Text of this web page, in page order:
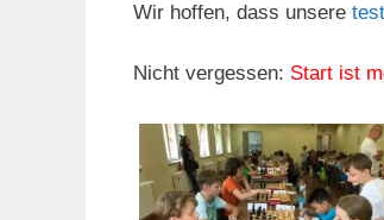
Wir hoffen, dass unsere
Nicht vergessen: Start ist